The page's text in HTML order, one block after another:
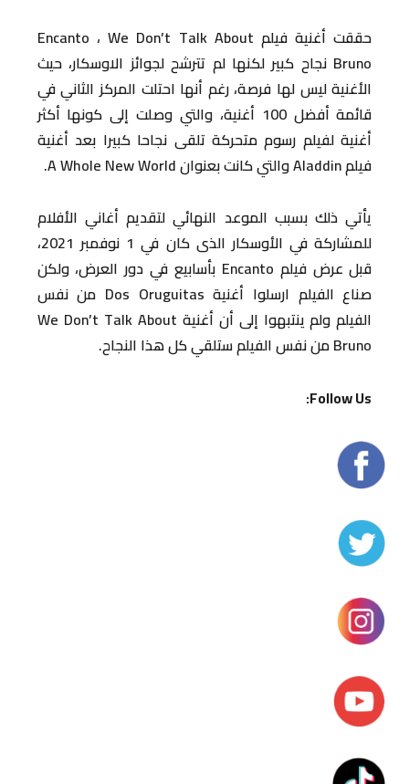
حققت أغنية فيلم Encanto ، We Don’t Talk About
Bruno نجاح كبير لكنها لم تترشح لجوائز الاوسكار، حيث
الأغنية ليس لها فرصة، رغم أنها احتلت المركز الثاني في
قائمة أفضل 100 أغنية، والتي وصلت إلى كونها أكثر
أغنية لفيلم رسوم متحركة تلقى نجاحا كبيرا بعد أغنية
فيلم Aladdin والتي كانت بعنوان A Whole New World.
يأتي ذلك بسبب الموعد النهائي لتقديم أغاني الأفلام
للمشاركة في الأوسكار الذى كان في 1 نوفمبر 2021،
قبل عرض فيلم Encanto بأسابيع في دور العرض، ولكن
صناع الفيلم ارسلوا أغنية Dos Oruguitas من نفس
الفيلم ولم ينتبهوا إلى أن أغنية We Don’t Talk About
Bruno من نفس الفيلم ستلقي كل هذا النجاح.
Follow Us: